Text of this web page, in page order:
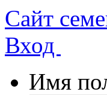
Сайт
Вход
Имя